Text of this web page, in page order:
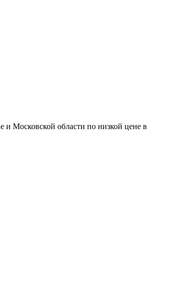
Московской области по низкой цене в